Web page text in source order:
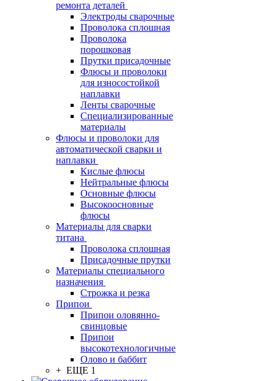
ремонта деталей
Электроды сварочные
Проволока сплошная
Проволока
порошковая
Прутки присадочные
Флюсы и проволоки
для износостойкой
наплавки
Ленты сварочные
Специализированные
материалы
Флюсы и проволоки для
автоматической сварки и
наплавки
Кислые флюсы
Нейтральные флюсы
Основные флюсы
Высокоосновные
флюсы
Материалы для сварки
титана
Проволока сплошная
Присадочные прутки
Материалы специального
назначения
Строжка и резка
Припои
Припои оловянно-
свинцовые
Припои
высокотехнологичные
Олово и баббит
+ ЕЩЕ 1